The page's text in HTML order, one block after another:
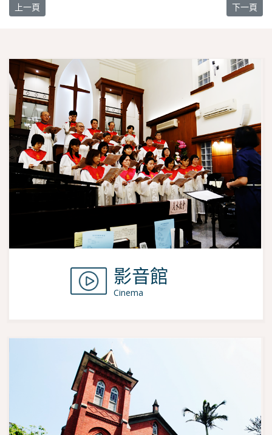
上一篇文章: 馬偕醫護管理專科學校健康促進活動專題講座
上一頁 下一篇文
下一頁
影音館
Cinema